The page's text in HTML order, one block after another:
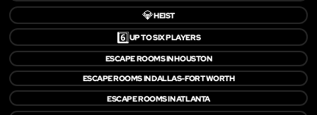
💎HEIST
6️⃣UP TO SIX PLAYERS
ESCAPE ROOMS IN HOUSTON
ESCAPE ROOMS IN DALLAS-FORT WORTH
ESCAPE ROOMS IN ATLANTA